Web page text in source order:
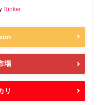
Rinker
場
リ